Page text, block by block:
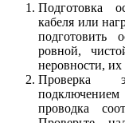
Подготовка
кабеля или
подготовить
ровной,
неровности, их
Проверка
подключением
проводка